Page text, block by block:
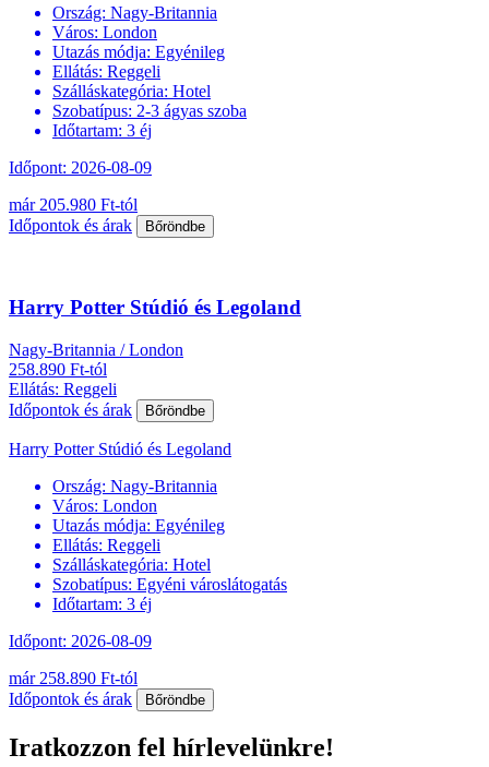
Ország: Nagy-Britannia
Város: London
Utazás módja: Egyénileg
Ellátás: Reggeli
Szálláskategória: Hotel
Szobatípus: 2-3 ágyas szoba
Időtartam: 3 éj
Időpont: 2026-08-09
már 205.980 Ft-tól
Időpontok és árak
Bőröndbe
Harry Potter Stúdió és Legoland
Nagy-Britannia / London
258.890 Ft-tól
Ellátás: Reggeli
Időpontok és árak
Bőröndbe
Harry Potter Stúdió és Legoland
Ország: Nagy-Britannia
Város: London
Utazás módja: Egyénileg
Ellátás: Reggeli
Szálláskategória: Hotel
Szobatípus: Egyéni városlátogatás
Időtartam: 3 éj
Időpont: 2026-08-09
már 258.890 Ft-tól
Időpontok és árak
Bőröndbe
Iratkozzon fel hírlevelünkre!